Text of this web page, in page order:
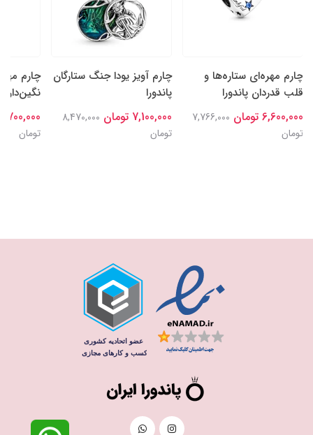
چارم مهره‌ای ستاره‌ها و
قلب قدردان پاندورا
6,600,000 تومان
7,766,000
تومان
چارم آویز یودا جنگ ستارگان
پاندورا
7,100,000 تومان
8,470,000
تومان
چارم
نگین‌دار
6,700,000
تومان